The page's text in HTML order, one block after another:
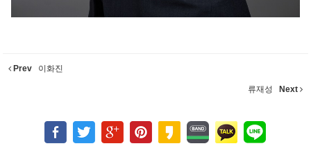
Prev 이화진
류재성 Next